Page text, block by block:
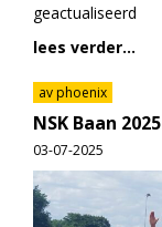
geactualiseerd
lees verder...
av phoenix
NSK Baan 2025
03-07-2025